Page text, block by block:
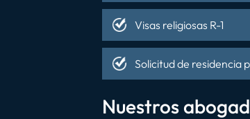
Visas religiosas R-1
Solicitud de residencia
Nuestros